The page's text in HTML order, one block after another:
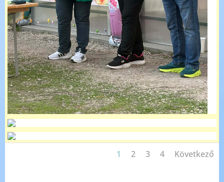
1 2 3 4 Következő